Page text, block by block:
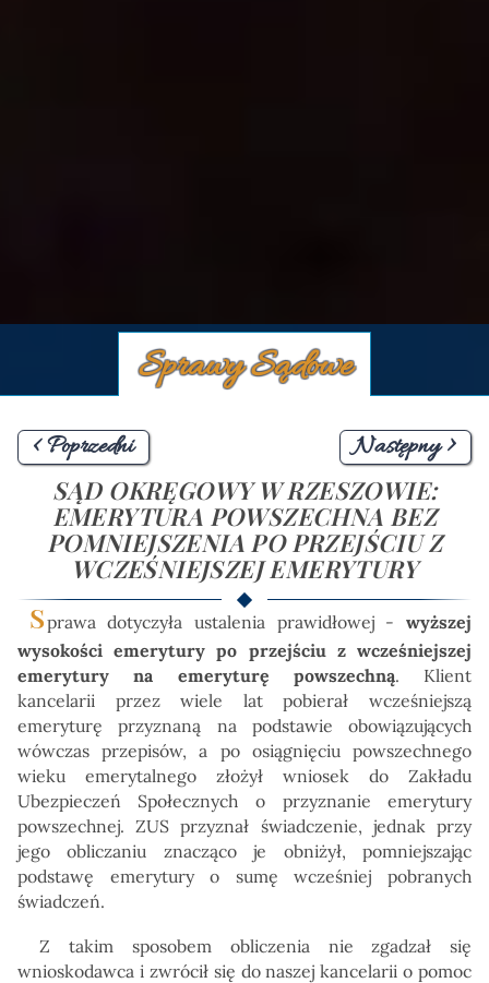
Sprawy Sądowe
< Poprzedni
Następny >
SĄD OKRĘGOWY W RZESZOWIE:
EMERYTURA POWSZECHNA BEZ
POMNIEJSZENIA PO PRZEJŚCIU Z
WCZEŚNIEJSZEJ EMERYTURY
Sprawa dotyczyła ustalenia prawidłowej -wyższej
wysokości emerytury po przejściu z wcześniejszej
emerytury na emeryturę powszechną. Klient
kancelarii przez wiele lat pobierał wcześniejszą
emeryturę przyznaną na podstawie obowiązujących
wówczas przepisów, a po osiągnięciu powszechnego
wieku emerytalnego złożył wniosek do Zakładu
Ubezpieczeń Społecznych o przyznanie emerytury
powszechnej. ZUS przyznał świadczenie, jednak przy
jego obliczaniu znacząco je obniżył, pomniejszając
podstawę emerytury o sumę wcześniej pobranych
świadczeń.
Z takim sposobem obliczenia nie zgadzał się
wnioskodawca i zwrócił się do naszej kancelarii o pomoc